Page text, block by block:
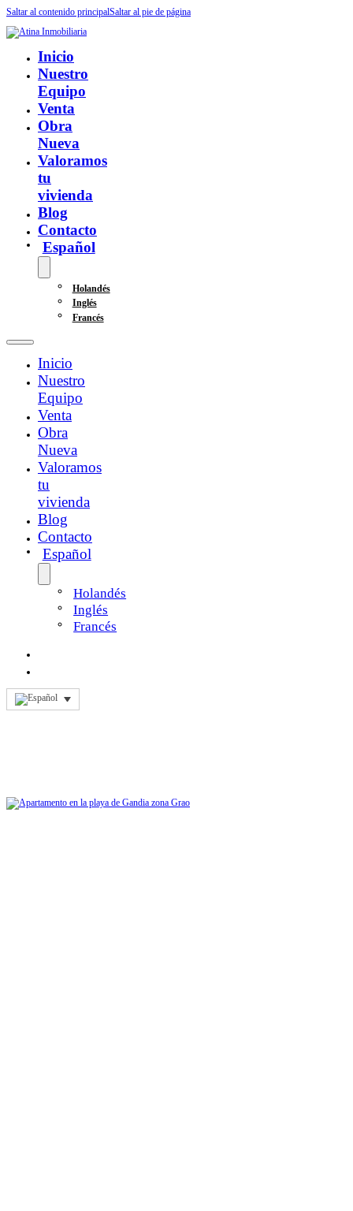
Saltar al contenido principalSaltar al pie de página
Inicio
Nuestro
Equipo
Venta
Obra
Nueva
Valoramos
tu
vivienda
Blog
Contacto
Español
Holandés
Inglés
Francés
Inicio
Nuestro
Equipo
Venta
Obra
Nueva
Valoramos
tu
vivienda
Blog
Contacto
Español
Holandés
Inglés
Francés